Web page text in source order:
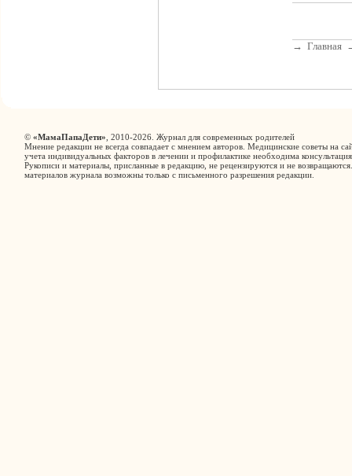
→ Главная
© «МамаПапаДети» , 2010-2026. Журнал для современных родителей
Мнение редакции не всегда совпадает с мнением авторов. Медицинские советы на
учета индивидуальных факторов в лечении и профилактике необходима
Рукописи и материалы, присланные в редакцию, не рецензируются и не
материалов журнала возможны только с письменного разрешения редакции.